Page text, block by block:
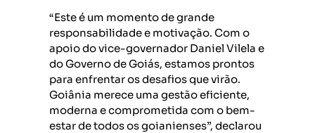
“Este é um momento de grande
responsabilidade e motivação. Com o
apoio do vice-governador Daniel Vilela e
do Governo de Goiás, estamos prontos
para enfrentar os desafios que virão.
Goiânia merece uma gestão eficiente,
moderna e comprometida com o bem-
estar de todos os goianienses”, declarou